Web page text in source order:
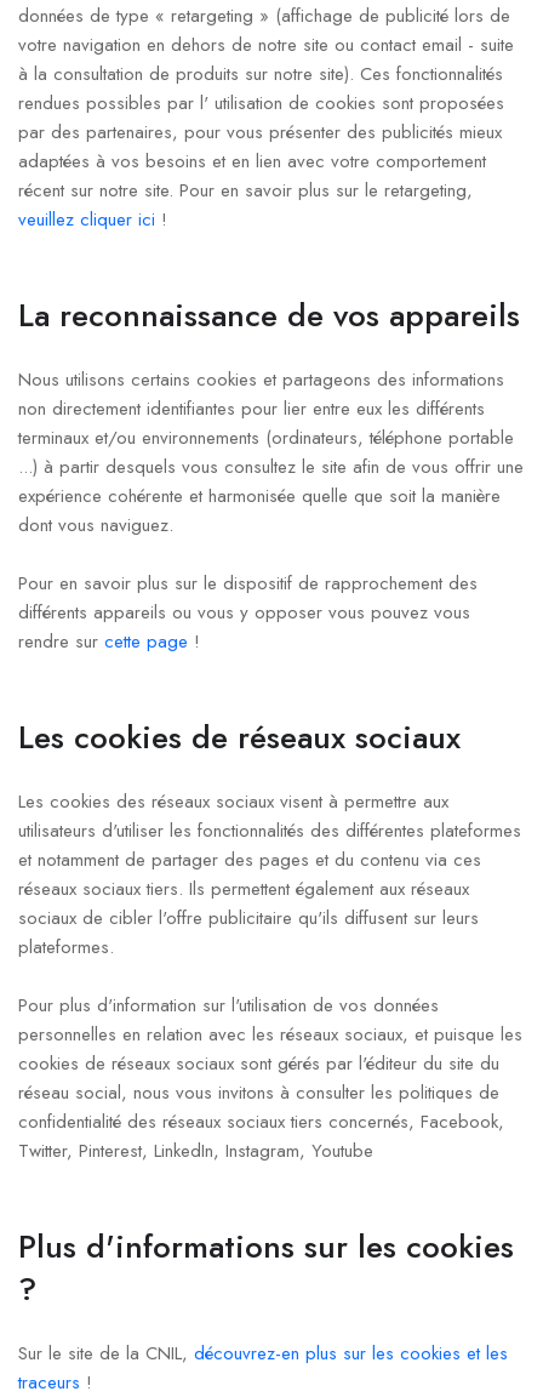
données de type « retargeting » (affichage de publicité lors de
votre navigation en dehors de notre site ou contact email - suite
à la consultation de produits sur notre site). Ces fonctionnalités
rendues possibles par l' utilisation de cookies sont proposées
par des partenaires, pour vous présenter des publicités mieux
adaptées à vos besoins et en lien avec votre comportement
récent sur notre site. Pour en savoir plus sur le retargeting,
veuillez cliquer ici !
La reconnaissance de vos appareils
Nous utilisons certains cookies et partageons des informations
non directement identifiantes pour lier entre eux les différents
terminaux et/ou environnements (ordinateurs, téléphone portable
...) à partir desquels vous consultez le site afin de vous offrir une
expérience cohérente et harmonisée quelle que soit la manière
dont vous naviguez.
Pour en savoir plus sur le dispositif de rapprochement des
différents appareils ou vous y opposer vous pouvez vous
rendre sur cette page !
Les cookies de réseaux sociaux
Les cookies des réseaux sociaux visent à permettre aux
utilisateurs d'utiliser les fonctionnalités des différentes plateformes
et notamment de partager des pages et du contenu via ces
réseaux sociaux tiers. Ils permettent également aux réseaux
sociaux de cibler l'offre publicitaire qu'ils diffusent sur leurs
plateformes.
Pour plus d'information sur l'utilisation de vos données
personnelles en relation avec les réseaux sociaux, et puisque les
cookies de réseaux sociaux sont gérés par l'éditeur du site du
réseau social, nous vous invitons à consulter les politiques de
confidentialité des réseaux sociaux tiers concernés, Facebook,
Twitter, Pinterest, LinkedIn, Instagram, Youtube
Plus d'informations sur les cookies
?
Sur le site de la CNIL, découvrez-en plus sur les cookies et les
traceurs !